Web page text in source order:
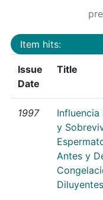
Item hits:
Issue
Date
Title
1997
y
Antes y